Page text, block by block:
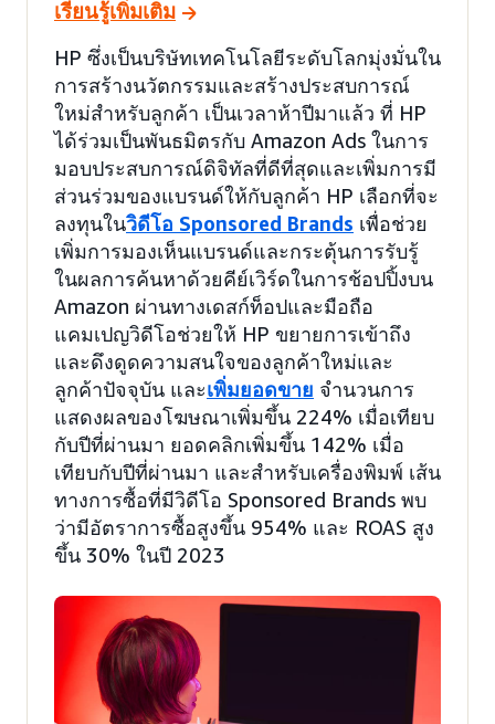
เรียนรู้เพิ่มเติม
HP ซึ่งเป็นบริษัทเทคโนโลยีระดับโลกมุ่งมั่นใน
การสร้างนวัตกรรมและสร้างประสบการณ์
ใหม่สำหรับลูกค้า เป็นเวลาห้าปีมาแล้ว ที่ HP
ได้ร่วมเป็นพันธมิตรกับ Amazon Ads ในการ
มอบประสบการณ์ดิจิทัลที่ดีที่สุดและเพิ่มการมี
ส่วนร่วมของแบรนด์ให้กับลูกค้า HP เลือกที่จะ
ลงทุนในวิดีโอ Sponsored Brands เพื่อช่วย
เพิ่มการมองเห็นแบรนด์และกระตุ้นการรับรู้
ในผลการค้นหาด้วยคีย์เวิร์ดในการช้อปปิ้งบน
Amazon ผ่านทางเดสก์ท็อปและมือถือ
แคมเปญวิดีโอช่วยให้ HP ขยายการเข้าถึง
และดึงดูดความสนใจของลูกค้าใหม่และ
ลูกค้าปัจจุบัน และเพิ่มยอดขาย จำนวนการ
แสดงผลของโฆษณาเพิ่มขึ้น 224% เมื่อเทียบ
กับปีที่ผ่านมา ยอดคลิกเพิ่มขึ้น 142% เมื่อ
เทียบกับปีที่ผ่านมา และสำหรับเครื่องพิมพ์ เส้น
ทางการซื้อที่มีวิดีโอ Sponsored Brands พบ
ว่ามีอัตราการซื้อสูงขึ้น 954% และ ROAS สูง
ขึ้น 30% ในปี 2023